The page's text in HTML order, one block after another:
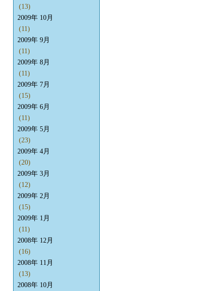
(13)
2009年 10月
(11)
2009年 9月
(11)
2009年 8月
(11)
2009年 7月
(15)
2009年 6月
(11)
2009年 5月
(23)
2009年 4月
(20)
2009年 3月
(12)
2009年 2月
(15)
2009年 1月
(11)
2008年 12月
(16)
2008年 11月
(13)
2008年 10月